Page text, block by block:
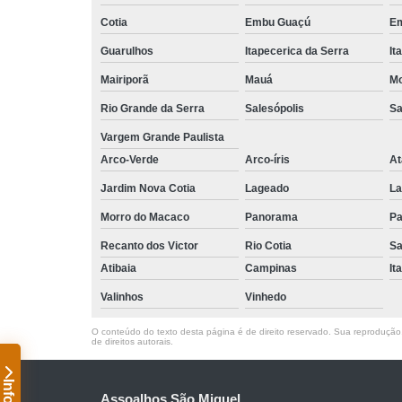
Cotia Embu Guaçú
Guarulhos Itapecerica da Serra
Mairiporã Mauá
Rio Grande da Serra Salesópolis
Vargem Grande Paulista
Arco-Verde
Arco-íris
Jardim Nova Cotia Lageado
Morro do Macaco Panorama
Recanto dos Victor Rio Cotia
Atibaia
Campinas
Valinhos Vinhedo
O conteúdo do texto desta página é de direito reservado. Sua
de direitos autorais
Assoalhos São Miguel